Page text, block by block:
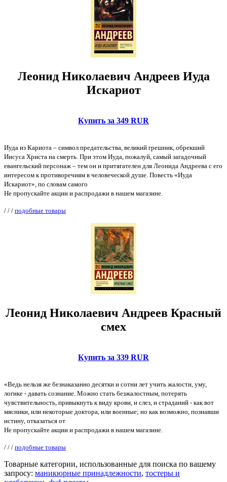
Леонид Николаевич Андреев Иуда
Искариот
Купить за 349 RUR
Иуда из Кариота – символ предательства, великий грешник, обрекший
Иисуса Христа на смерть. При этом Иуда, пожалуй, самый загадочный
евангельский персонаж – тем он и притягателен для Леонида Андреева с его
интересом к противоречиям в человеческой душе. Повесть «Иуда
Искариот», по словам самого
Не пропускайте акции и распродажи в нашем магазине.
/ / / подобные товары
Леонид Николаевич Андреев Красный
смех
Купить за 339 RUR
«Ведь нельзя же безнаказанно десятки и сотни лет учить жалости, уму,
логике - давать сознание. Можно стать безжалостным, потерять
чувствительность, привыкнуть к виду крови, и слез, и страданий - как вот
мясники, или некоторые доктора, или военные; но как возможно, познавши
истину, отказаться от
Не пропускайте акции и распродажи в нашем магазине.
/ / / подобные товары
Товарные категории, использованные для поиска по вашему
запросу: маникюрные принадлежности, тостеры и